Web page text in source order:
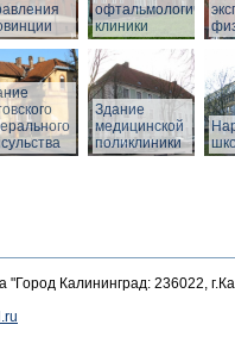
клиники
Здание
медицинской
поликлиники
"Город Калининград: 236022,